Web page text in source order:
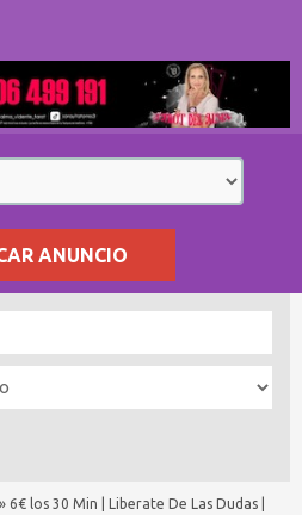
ANUNCIO
» 6€ los 30 Min | Liberate De Las Dudas |